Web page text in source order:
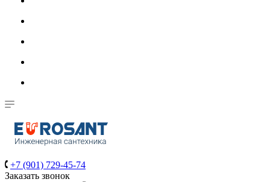
+7 (901) 729-45-74
Заказать звонок